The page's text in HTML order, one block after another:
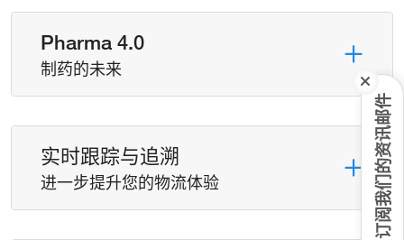
订阅我们的资讯邮件
Pharma 4.0
制药的未来
实时跟踪与追溯
进一步提升您的物流体验